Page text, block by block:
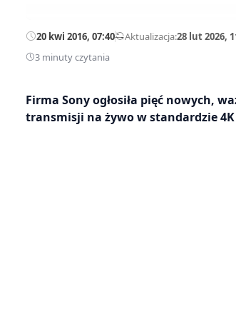
20 kwi 2016, 07:40—Aktualizacja:28 lut 2026,
3 minuty czytania
Firma Sony ogłosiła pięć nowych,
transmisji na żywo w standardzie 4K